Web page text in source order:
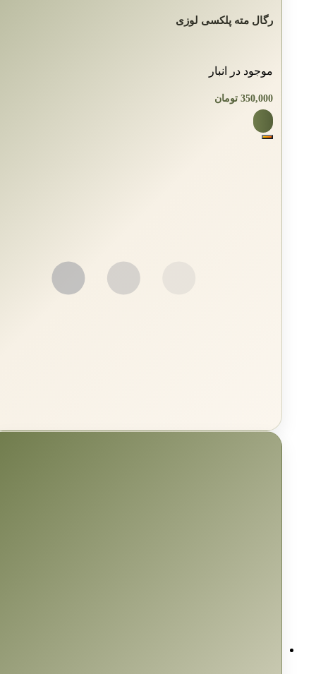
رگال مته پلکسی لوزی
موجود در انبار
350,000 تومان